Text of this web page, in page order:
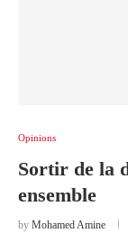
Opinions
Sortir de la
ensemble
by Mohamed Amine